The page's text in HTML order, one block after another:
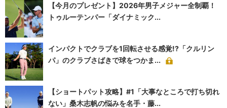
【今月のプレゼント】2026年男子メジャー全制覇！
トゥルーテンパー「ダイナミック...
インパクトでクラブを1回転させる感覚!?「クルリン
パ」のクラブさばきで球をつかま...
【ショートパット攻略】#1「大事なところで打ち切れ
ない」桑木志帆の悩みを名手・藤...